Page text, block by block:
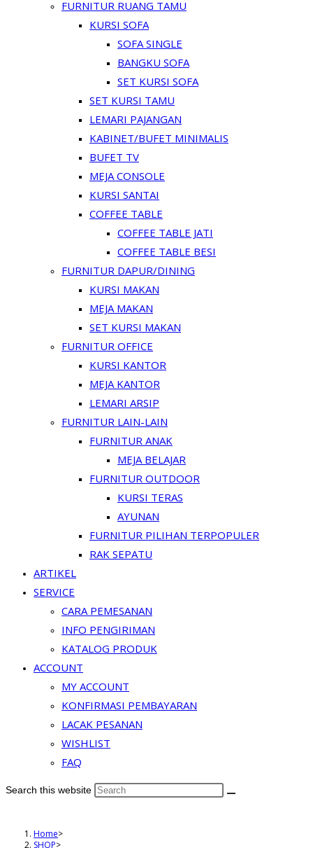
FURNITUR RUANG TAMU
KURSI SOFA
SOFA SINGLE
BANGKU SOFA
SET KURSI SOFA
SET KURSI TAMU
LEMARI PAJANGAN
KABINET/BUFET MINIMALIS
BUFET TV
MEJA CONSOLE
KURSI SANTAI
COFFEE TABLE
COFFEE TABLE JATI
COFFEE TABLE BESI
FURNITUR DAPUR/DINING
KURSI MAKAN
MEJA MAKAN
SET KURSI MAKAN
FURNITUR OFFICE
KURSI KANTOR
MEJA KANTOR
LEMARI ARSIP
FURNITUR LAIN-LAIN
FURNITUR ANAK
MEJA BELAJAR
FURNITUR OUTDOOR
KURSI TERAS
AYUNAN
FURNITUR PILIHAN TERPOPULER
RAK SEPATU
ARTIKEL
SERVICE
CARA PEMESANAN
INFO PENGIRIMAN
KATALOG PRODUK
ACCOUNT
MY ACCOUNT
KONFIRMASI PEMBAYARAN
LACAK PESANAN
WISHLIST
FAQ
Search this website
Home>
SHOP>